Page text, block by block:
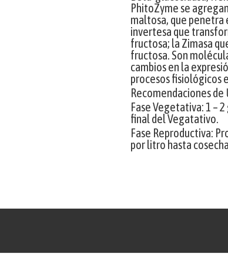
PhitoZyme se
maltosa, que penetra
invertesa que
fructosa; la Zimasa
fructosa. Son
cambios en la
procesos fisiológicos
Recomendaciones de
Fase Vegetativa: 1 –
final del Vegatativo.
Fase Reproductiva:
por litro hasta